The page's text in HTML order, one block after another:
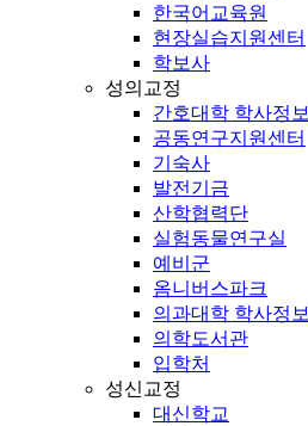
한국어교육원
현장실습지원센터
학보사
성의교정
간호대학 학사정보
공동연구지원센터
기숙사
발전기금
산학협력단
실험동물연구실
예비군
옴니버스파크
의과대학 학사정보
의학도서관
입학처
성신교정
대신학교